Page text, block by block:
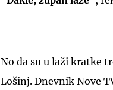
No da su u laži kratke
Lošinj. Dnevnik Nove